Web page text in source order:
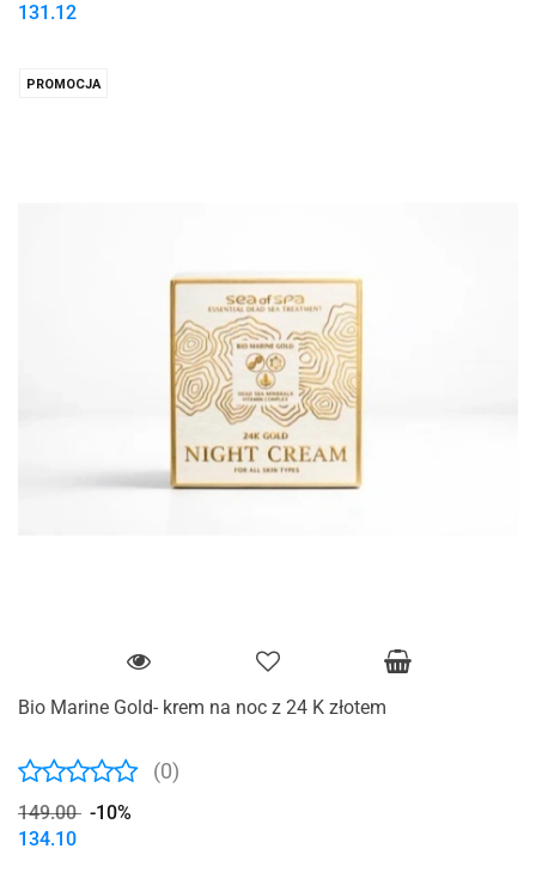
131.12
PROMOCJA
Bio Marine Gold- krem ​​na noc z 24 K złotem
(0)
149.00 -10%
134.10